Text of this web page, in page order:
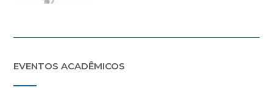
EVENTOS ACADÊMICOS